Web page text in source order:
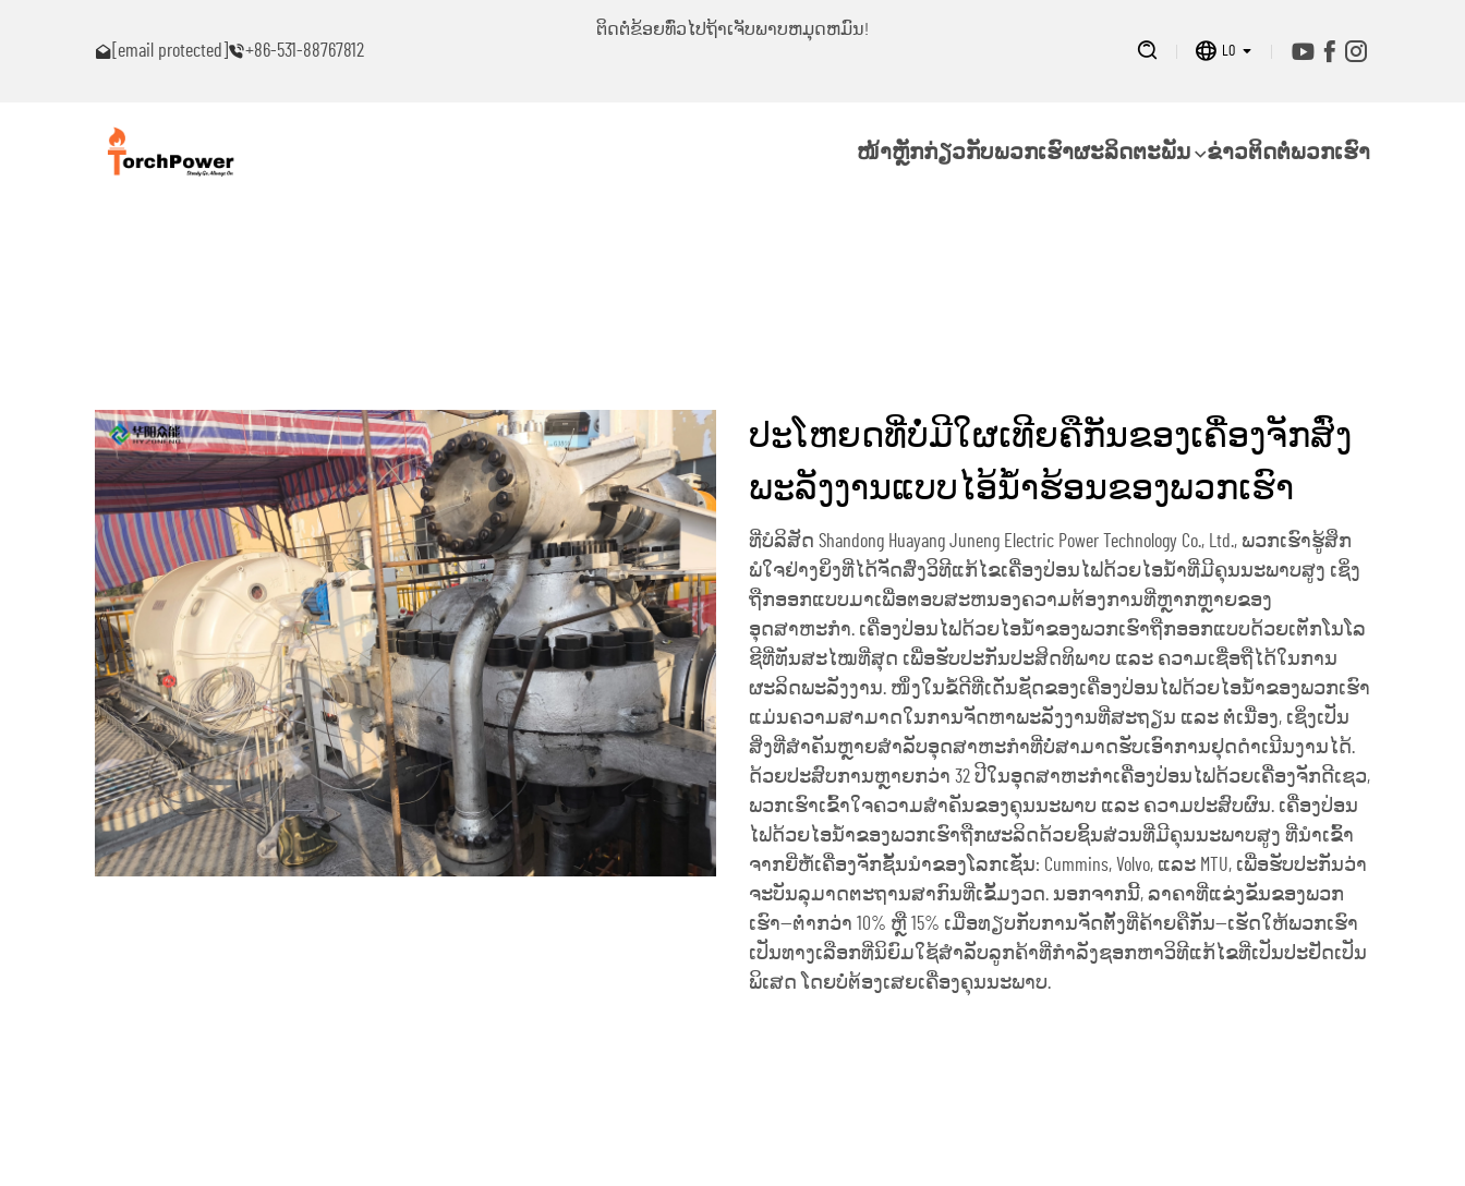
[email protected] +86-531-88767812
ຕິດຕໍ່ຂ້ອຍທົ່ວໄປຖ້າເຈັບພາບຫມຸດຫມົນ!
LO
ໜ້າຫຼັກກ່ຽວກັບພວກເຮົາຜະລິດຕະພັນ ຂ່າວຕິດຕໍ່ພວກເຮົາ
ປະໂຫຍດທີ່ບໍ່ມີໃຜເທີຍຄືກັນຂອງເຄື່ອງຈັກສົ່ງ
ພະລັງງານແບບໄອ້ນ້ຳຮ້ອນຂອງພວກເຮົາ
ທີ່ບໍລິສັດ Shandong Huayang Juneng Electric Power Technology Co., Ltd., ພວກເຮົາຮູ້ສຶກ
ພໍໃຈຢ່າງຍິ່ງທີ່ໄດ້ຈັດສົ່ງວິທີແກ້ໄຂເຄື່ອງປ່ອນໄຟດ້ວຍໄອນ້ຳທີ່ມີຄຸນນະພາບສູງ ເຊິ່ງ
ຖືກອອກແບບມາເພື່ອຕອບສະຫນອງຄວາມຕ້ອງການທີ່ຫຼາກຫຼາຍຂອງ
ອຸດສາຫະກຳ. ເຄື່ອງປ່ອນໄຟດ້ວຍໄອນ້ຳຂອງພວກເຮົາຖືກອອກແບບດ້ວຍເຕັກໂນໂລ
ຊີທີ່ທັນສະໄໝທີ່ສຸດ ເພື່ອຮັບປະກັນປະສິດທິພາບ ແລະ ຄວາມເຊື່ອຖືໄດ້ໃນການ
ຜະລິດພະລັງງານ. ໜຶ່ງໃນຂໍ້ດີທີ່ເດັ່ນຊັດຂອງເຄື່ອງປ່ອນໄຟດ້ວຍໄອນ້ຳຂອງພວກເຮົາ
ແມ່ນຄວາມສາມາດໃນການຈັດຫາພະລັງງານທີ່ສະຖຽນ ແລະ ຕໍ່ເນື່ອງ, ເຊິ່ງເປັນ
ສິ່ງທີ່ສຳຄັນຫຼາຍສຳລັບອຸດສາຫະກຳທີ່ບໍ່ສາມາດຮັບເອົາການຢຸດດຳເນີນງານໄດ້.
ດ້ວຍປະສົບການຫຼາຍກວ່າ 32 ປີໃນອຸດສາຫະກຳເຄື່ອງປ່ອນໄຟດ້ວຍເຄື່ອງຈັກດີເຊວ,
ພວກເຮົາເຂົ້າໃຈຄວາມສຳຄັນຂອງຄຸນນະພາບ ແລະ ຄວາມປະສົບຜົນ. ເຄື່ອງປ່ອນ
ໄຟດ້ວຍໄອນ້ຳຂອງພວກເຮົາຖືກຜະລິດດ້ວຍຊິ້ນສ່ວນທີ່ມີຄຸນນະພາບສູງ ທີ່ນຳເຂົ້າ
ຈາກຍີ່ຫໍ້ເຄື່ອງຈັກຊັ້ນນຳຂອງໂລກເຊັ່ນ: Cummins, Volvo, ແລະ MTU, ເພື່ອຮັບປະກັນວ່າ
ຈະບັນລຸມາດຕະຖານສາກົນທີ່ເຂັ້ມງວດ. ນອກຈາກນີ້, ລາຄາທີ່ແຂ່ງຂັນຂອງພວກ
ເຮົາ—ຕ່ຳກວ່າ 10% ຫຼື 15% ເມື່ອທຽບກັບການຈັດຕັ້ງທີ່ຄ້າຍຄືກັນ—ເຮັດໃຫ້ພວກເຮົາ
ເປັນທາງເລືອກທີ່ນິຍົມໃຊ້ສຳລັບລູກຄ້າທີ່ກຳລັງຊອກຫາວິທີແກ້ໄຂທີ່ເປັນປະຢັດເປັນ
ພິເສດ ໂດຍບໍ່ຕ້ອງເສຍເຄື່ອງຄຸນນະພາບ.